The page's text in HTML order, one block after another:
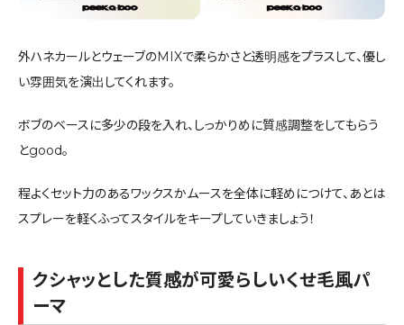
外ハネカールとウェーブのMIXで柔らかさと透明感をプラスして、優し
い雰囲気を演出してくれます。
ボブのベースに多少の段を入れ、しっかりめに質感調整をしてもらう
とgood。
程よくセット力のあるワックスかムースを全体に軽めにつけて、あとは
スプレーを軽くふってスタイルをキープしていきましょう！
クシャッとした質感が可愛らしいくせ毛風パ
ーマ